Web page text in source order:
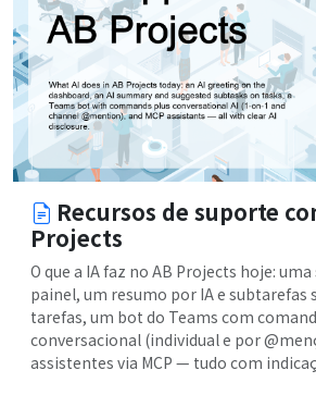
Recursos de suporte
Projects
O que a IA faz no AB Projects hoje:
painel, um resumo por IA e subtarefas
tarefas, um bot do Teams com
conversacional (individual e por
assistentes via MCP — tudo com